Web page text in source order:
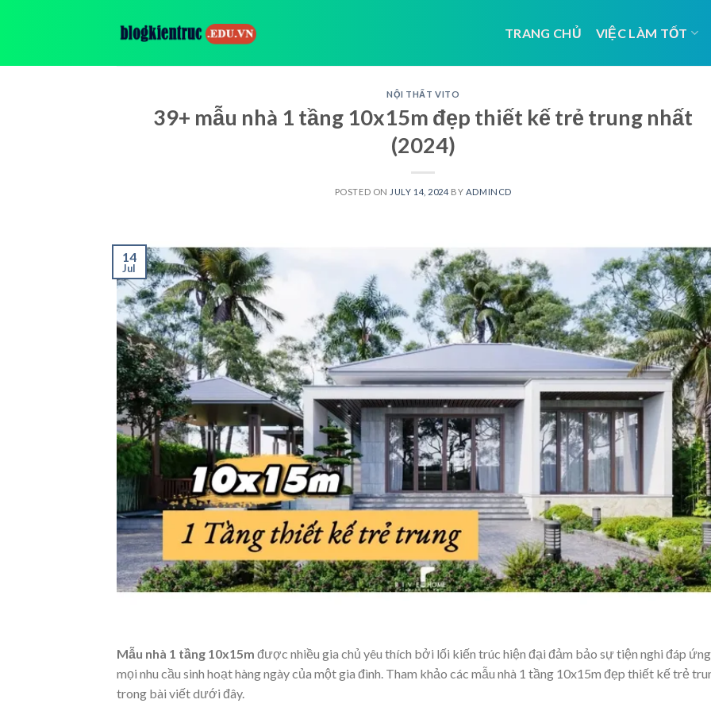
TRANG CHỦ VIỆC LÀM TỐT
NỘI THẤT VITO
39+ mẫu nhà 1 tầng 10x15m đẹp thiết kế trẻ trung nhất
(2024)
POSTED ON JULY 14, 2024 BY ADMINCD
14
Jul
Mẫu nhà 1 tầng 10x15m được nhiều gia chủ yêu thích bởi lối kiến trúc hiện đại đảm bảo sự tiện nghi đáp ứng
mọi nhu cầu sinh hoạt hàng ngày của một gia đình. Tham khảo các mẫu nhà 1 tầng 10x15m đẹp thiết kế trẻ
trong bài viết dưới đây.